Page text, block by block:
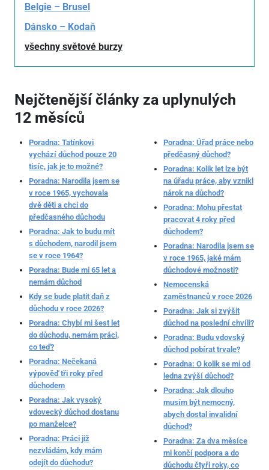
Belgie – Brusel
Dánsko – Kodaň
všechny světové burzy
Nejčtenější články za uplynulých
12 měsíců
Poradna: Tatínkovi
vychází důchod pouze 20
tisíc, jak je to možné?
Poradna: Narodila jsem se
v roce 1965, vychovala
dvě děti a chci do
předčasného důchodu
Poradna: Jak to budu mít
s důchodem, narodil jsem
se v roce 1964?
Poradna: Bude mi 65 let a
nemám důchod
Kdy se bude platit daň z
důchodu v roce 2026?
Poradna: Chybí mi šest let
do důchodu, nemám práci,
co teď?
Poradna: Nečekaná
výpověď tři roky před
důchodem
Poradna: Jak vysoký
vdovecký důchod dostanu
po manželce?
Poradna: Práci již
nezvládám, kdy mám
odejít do důchodu?
Poradna: Úřad práce nebo
předčasný důchod?
Poradna: Kolik let lze být
na úřadu práce, aby vznikl
nárok na důchod?
Poradna: Mohu přestat
pracovat 4 roky před
důchodem?
Poradna: Narodila jsem se
v roce 1965, jaké mám
důchodové možnosti?
Nemocenská
zaměstnanců v roce 2026
Poradna: Jak si zvýšit
důchod na poslední chvíli?
Poradna: Budu vdovský
důchod pobírat trvale?
Poradna: O kolik se mi od
ledna zvýší důchod?
Poradna: Jak dlouho
musím být nemocný,
abych dostal invalidní
důchod?
Poradna: Za dva měsíce
mi končí podpora a do
důchodu čtyři roky, co